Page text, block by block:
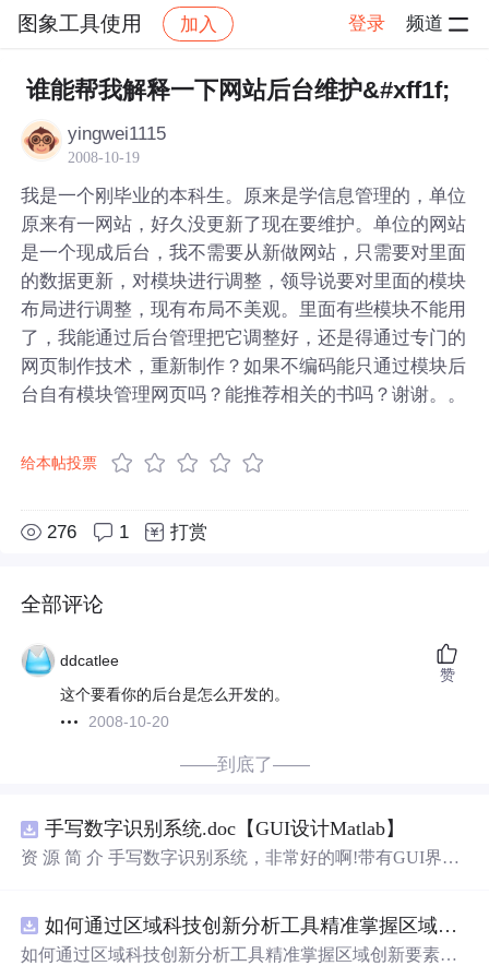
图象工具使用 加入 登录 频道
社区 图象工具使用 帖子详情
谁能帮我解释一下网站后台维护&#xff1f;
yingwei1115
2008-10-19
我是一个刚毕业的本科生。原来是学信息管理的，单位
原来有一网站，好久没更新了现在要维护。单位的网站
是一个现成后台，我不需要从新做网站，只需要对里面
的数据更新，对模块进行调整，领导说要对里面的模块
布局进行调整，现有布局不美观。里面有些模块不能用
了，我能通过后台管理把它调整好，还是得通过专门的
网页制作技术，重新制作？如果不编码能只通过模块后
台自有模块管理网页吗？能推荐相关的书吗？谢谢。。
给本帖投票
276 1 打赏
全部评论
ddcatlee
这个要看你的后台是怎么开发的。
2008-10-20
赞
——到底了——
手写数字识别系统.doc【GUI设计Matlab】
资 源 简 介 手写数字识别系统，非常好的啊!带有GUI界
带有直观的图形用户界面（GUI），非常容易使用。你只
需要将手写数字输入系统，它将立即给出准确的识别结
如何通过区域科技创新分析工具精准掌握区域创新要素分布与产业链融合现状？.docx
如何通过区域科技创新分析工具精准掌握区域创新要素分